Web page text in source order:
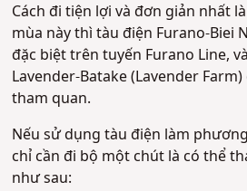
Cách đi tiện lợi và đơn giản nhất
mùa này thì tàu điện Furano-Biei
đặc biệt trên tuyến Furano Line,
Lavender-Batake (Lavender
tham quan.
Nếu sử dụng tàu điện làm
chỉ cần đi bộ một chút là có thể
như sau: